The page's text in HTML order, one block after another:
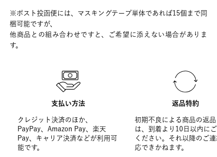
※ポスト投函便には、マスキングテープ単体であれば15個まで同
梱可能ですが、
他商品との組み合わせですと、ご希望に添えない場合がありま
す。
支払い方法
クレジット決済のほか、
PayPay、Amazon Pay、楽天
Pay、キャリア決済などが利用可
能です。
返品特約
初期不良による商品の返
は、到着より10日以内に
ください。それ以降のご
応できかねます。